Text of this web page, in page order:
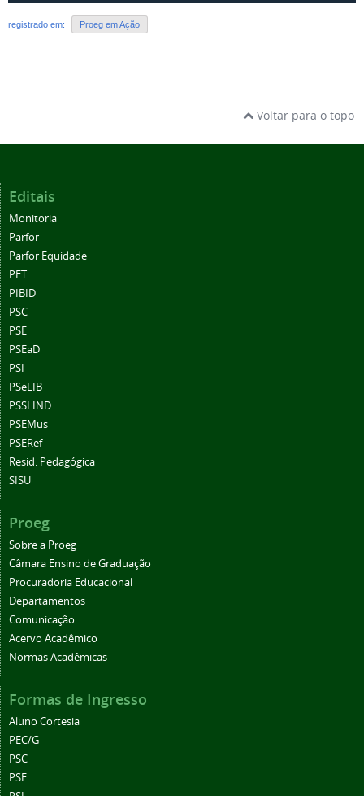
registrado em: Proeg em Ação
Voltar para o topo
Editais
Monitoria
Parfor
Parfor Equidade
PET
PIBID
PSC
PSE
PSEaD
PSI
PSeLIB
PSSLIND
PSEMus
PSERef
Resid. Pedagógica
SISU
Proeg
Sobre a Proeg
Câmara Ensino de Graduação
Procuradoria Educacional
Departamentos
Comunicação
Acervo Acadêmico
Normas Acadêmicas
Formas de Ingresso
Aluno Cortesia
PEC/G
PSC
PSE